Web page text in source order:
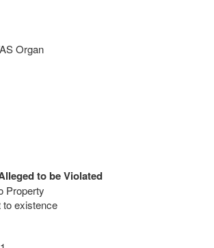
Organ
to be Violated
Property
to existence